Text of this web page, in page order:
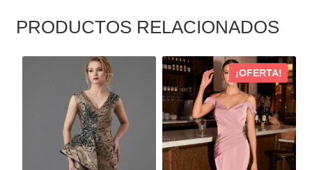
PRODUCTOS RELACIONADOS
PRODUCTO
MÚLTIPLES
VARIANTES.
¡OFERTA!
ESTE
PRODUCTO
TIENE
MÚLTIPLES
VARIANTES.
LAS